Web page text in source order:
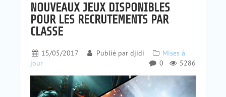
NOUVEAUX JEUX DISPONIBLES
POUR LES RECRUTEMENTS PAR
CLASSE
15/05/2017 Publié par djidi
Mises à
jour
5286
0